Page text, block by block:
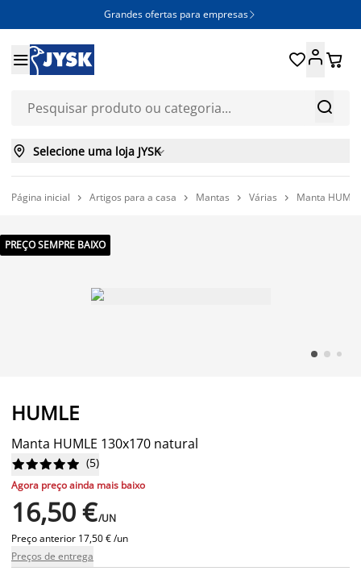
Grandes ofertas para empresas 


 
 Selecione uma loja JYSK
Página inicial  Artigos para a casa  Mantas  Várias  Manta
PREÇO SEMPRE BAIXO
HUMLE
Manta HUMLE 130x170 natural





 (5)
Agora preço ainda mais baixo
16,50 €/UN
Preço anterior 17,50 € /un
Preços de entrega